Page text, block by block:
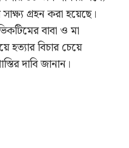
গ্রহন করা হয়েছে।
বাবা ও মা
বিচার চেয়ে
দাবি জানান।